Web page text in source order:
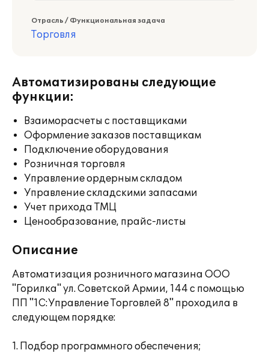
Отрасль / Функциональная задача
Торговля
Автоматизированы следующие
функции:
Взаиморасчеты с поставщиками
Оформление заказов поставщикам
Подключение оборудования
Розничная торговля
Управление ордерным складом
Управление складскими запасами
Учет прихода ТМЦ
Ценообразование, прайс-листы
Описание
Автоматизация розничного магазина ООО
"Горилка" ул. Советской Армии, 144 с помощью
ПП "1С:Управление Торговлей 8" проходила в
следующем порядке:
1. Подбор программного обеспечения;